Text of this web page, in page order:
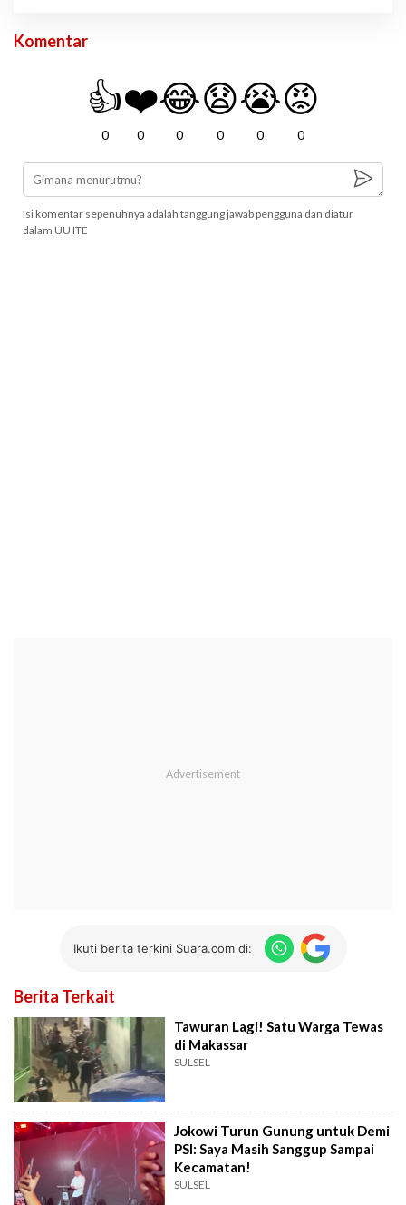
Komentar
👍
0
❤️
0
😂
0
😧
0
😭
0
😡
0
Isi komentar sepenuhnya adalah tanggung jawab pengguna dan diatur
dalam UU ITE
Ikuti berita terkini Suara.com di:
Berita Terkait
Tawuran Lagi! Satu Warga Tewas
di Makassar
SULSEL
Jokowi Turun Gunung untuk Demi
PSI: Saya Masih Sanggup Sampai
Kecamatan!
SULSEL